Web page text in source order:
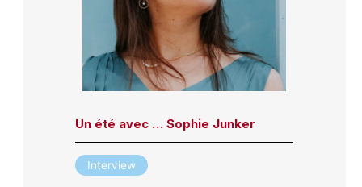
Un été avec … Sophie Junker
Interview